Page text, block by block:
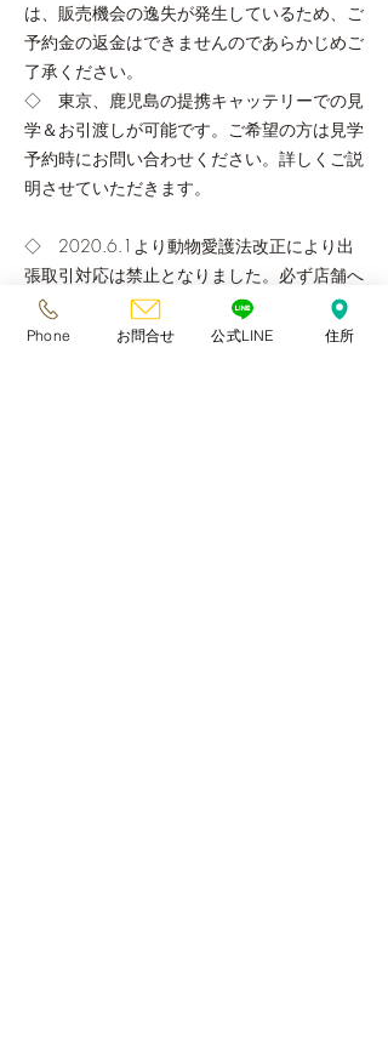
は、販売機会の逸失が発生しているため、ご
予約金の返金はできませんのであらかじめご
了承ください。
◇ 東京、鹿児島の提携キャッテリーでの見
学＆お引渡しが可能です。ご希望の方は見学
予約時にお問い合わせください。詳しくご説
明させていただきます。
◇ 2020.6.1より動物愛護法改正により出
張取引対応は禁止となりました。必ず店舗へ
ご来店頂き、現物確認&対面説明をさせてい
ただきます。大変ご不便をおかけしますがご
Phone お問合せ 公式LINE 住所